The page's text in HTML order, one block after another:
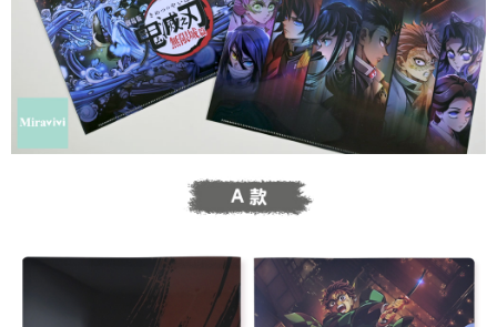
權轉讓予恩沛科技股份有限公司。
２．關於個人資料處理事宜，請瀏覽以下網址：
https://aftee.tw/terms/#terms3
３．未成年的使用者請事先徵得法定代理人或監護人之同意方可使用
「AFTEE先享後付」，若未經同意申辦者引起之損失，本公司不負相關責
４．使用「AFTEE先享後付」時，將依據個別帳號之用戶狀況，依本公司即
時審查核予不同之上限額度；若仍有額度不足之情形，本公司將視審查結果
５．嚴禁一人註冊多個帳號或使用他人資訊註冊。若發現惡意使用之情形，
恩沛科技股份有限公司將有權停止該用戶之使用額度並採取法律行動。
海外宅配 查看運費